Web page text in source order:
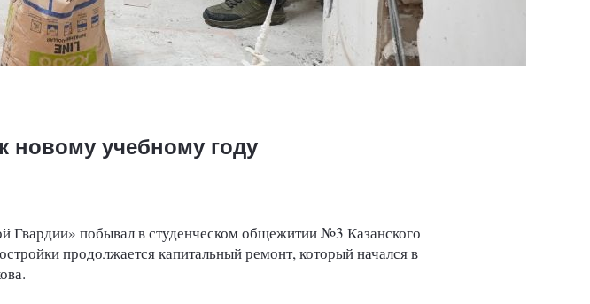
новому учебному году
Гвардии» побывал в студенческом общежитии №3 Казанского
продолжается капитальный ремонт, который начался в